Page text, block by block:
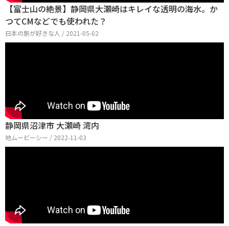
【富士山の絶景】静岡県大瀬崎はキレイな透明の海水。か
つてCMなどでも使われた？
日本の旅が好きな人 / 2021-05-02
静岡県沼津市 大瀬崎 湾内
地ムービーシー / 2022-11-03